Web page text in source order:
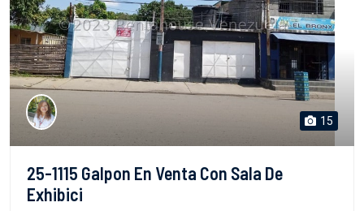
15
25-1115 Galpon En Venta Con Sala De
Exhibici